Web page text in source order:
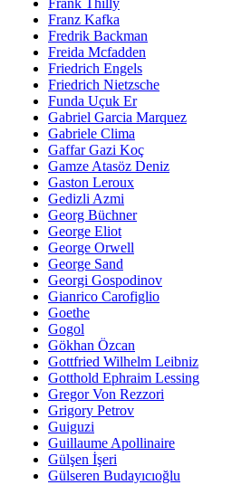
Frank Thilly
Franz Kafka
Fredrik Backman
Freida Mcfadden
Friedrich Engels
Friedrich Nietzsche
Funda Uçuk Er
Gabriel Garcia Marquez
Gabriele Clima
Gaffar Gazi Koç
Gamze Atasöz Deniz
Gaston Leroux
Gedizli Azmi
Georg Büchner
George Eliot
George Orwell
George Sand
Georgi Gospodinov
Gianrico Carofiglio
Goethe
Gogol
Gökhan Özcan
Gottfried Wilhelm Leibniz
Gotthold Ephraim Lessing
Gregor Von Rezzori
Grigory Petrov
Guiguzi
Guillaume Apollinaire
Gülşen İşeri
Gülseren Budayıcıoğlu